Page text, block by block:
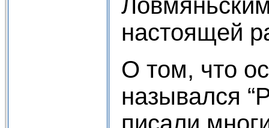
настоящей
О том, что
назывался